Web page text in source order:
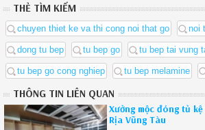
THẺ TÌM KIẾM
chuyen thiet ke va thi cong noi that go noi
dong tu bep tu bep go tu bep tai vung
tu bep go cong nghiep tu bep melamine
THÔNG TIN LIÊN QUAN
Xưởng mộc đóng tủ
Rịa Vũng Tàu